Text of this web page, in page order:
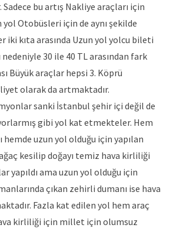
bu artış Nakliye araçları için
Otobüsleri için de aynı şekilde
iki kıta arasında Uzun yol yolcu bileti
nedeniyle 30 ile 40 TL arasından fark
Büyük araçlar hepsi 3. Köprü
olarak da artmaktadır.
sanki İstanbul şehir içi değil de
gibi yol kat etmekteler. Hem
hemde uzun yol olduğu için yapılan
kesilip doğayı temiz hava kirliliği
yapıldı ama uzun yol olduğu için
çıkan zehirli dumanı ise hava
Fazla kat edilen yol hem araç
kirliliği için millet için olumsuz